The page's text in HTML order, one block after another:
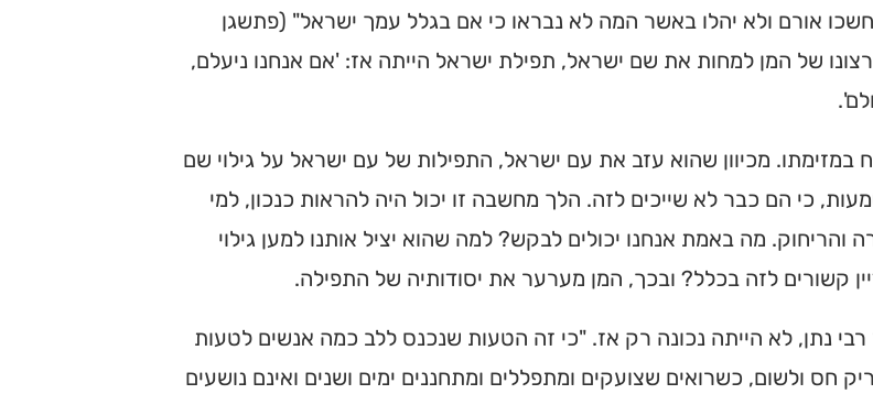
אורם ולא יהלו באשר המה לא נבראו כי אם בגלל עמך ישראל" (פתשגן
של המן למחות את שם ישראל, תפילת ישראל הייתה אז: 'אם אנחנו ניעלם,
במזימתו. מכיוון שהוא עזב את עם ישראל, התפילות של עם ישראל על גילוי שם
כי הם כבר לא שייכים לזה. הלך מחשבה זו יכול היה להראות כנכון, למי
מה באמת אנחנו יכולים לבקש? למה שהוא יציל אותנו למען גילוי
קשורים לזה בכלל? ובכך, המן מערער את יסודותיה של התפילה.
נתן, לא הייתה נכונה רק אז. "כי זה הטעות שנכנס ללב כמה אנשים לטעות
חס ולשום, כשרואים שצועקים ומתפללים ומתחננים ימים ושנים ואינם נושעים